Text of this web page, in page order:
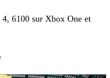
6100 sur Xbox One et